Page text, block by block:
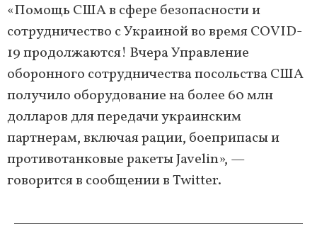
«Помощь США в сфере безопасности и
сотрудничество с Украиной во время COVID-
19 продолжаются! Вчера Управление
оборонного сотрудничества посольства США
получило оборудование на более 60 млн
долларов для передачи украинским
партнерам, включая рации, боеприпасы и
противотанковые ракеты Javelin», —
говорится в сообщении в Twitter.